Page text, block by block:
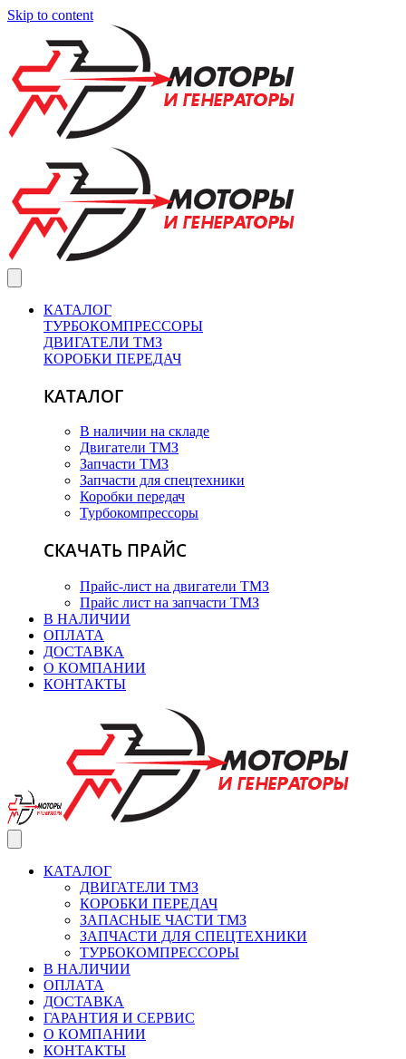
Skip to content
КАТАЛОГ
ТУРБОКОМПРЕССОРЫ
ДВИГАТЕЛИ ТМЗ
КОРОБКИ ПЕРЕДАЧ
КАТАЛОГ
В наличии на складе
Двигатели ТМЗ
Запчасти ТМЗ
Запчасти для спецтехники
Коробки передач
Турбокомпрессоры
СКАЧАТЬ ПРАЙС
Прайс-лист на двигатели ТМЗ
Прайс лист на запчасти ТМЗ
В НАЛИЧИИ
ОПЛАТА
ДОСТАВКА
О КОМПАНИИ
КОНТАКТЫ
КАТАЛОГ
ДВИГАТЕЛИ ТМЗ
КОРОБКИ ПЕРЕДАЧ
ЗАПАСНЫЕ ЧАСТИ ТМЗ
ЗАПЧАСТИ ДЛЯ СПЕЦТЕХНИКИ
ТУРБОКОМПРЕССОРЫ
В НАЛИЧИИ
ОПЛАТА
ДОСТАВКА
ГАРАНТИЯ И СЕРВИС
О КОМПАНИИ
КОНТАКТЫ